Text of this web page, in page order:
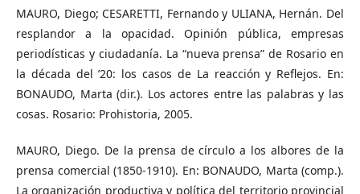
MAURO, Diego; CESARETTI, Fernando y ULIANA, Hernán. Del
resplandor a la opacidad. Opinión pública, empresas
periodísticas y ciudadanía. La “nueva prensa” de Rosario en
la década del ’20: los casos de La reacción y Reflejos. En:
BONAUDO, Marta (dir.). Los actores entre las palabras y las
cosas. Rosario: Prohistoria, 2005.
MAURO, Diego. De la prensa de círculo a los albores de la
prensa comercial (1850-1910). En: BONAUDO, Marta (comp.).
La organización productiva y política del territorio provincial